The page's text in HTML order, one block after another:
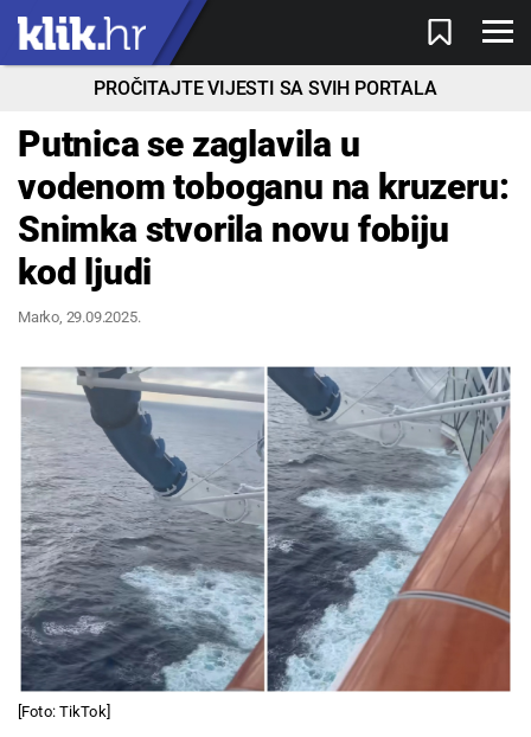
PROČITAJTE VIJESTI SA SVIH PORTALA
Putnica se zaglavila u
vodenom toboganu na kruzeru:
Snimka stvorila novu fobiju
kod ljudi
Marko, 29.09.2025.
[Foto: TikTok]